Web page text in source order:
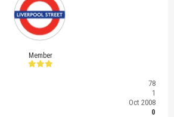
Member
78
1
Oct 2008
0